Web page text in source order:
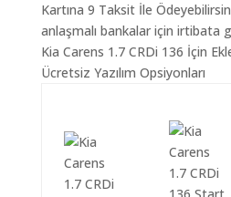
Kartına 9 Taksit İle
anlaşmalı bankalar için irtibata
Kia Carens 1.7 CRDi 136 İçin
Ücretsiz Yazılım Opsiyonları